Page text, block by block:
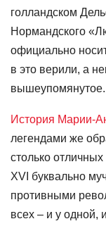
голландском
Нормандского
официально
в это верили, а
вышеупомянутое.
История Марии-
легендами же
столько
XVI буквально
противными
всех – и у одной,